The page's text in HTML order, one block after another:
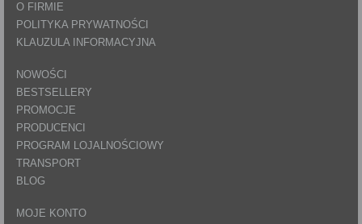
O FIRMIE
POLITYKA PRYWATNOŚCI
KLAUZULA INFORMACYJNA
NOWOŚCI
BESTSELLERY
PROMOCJE
PRODUCENCI
PROGRAM LOJALNOŚCIOWY
TRANSPORT
BLOG
MOJE KONTO